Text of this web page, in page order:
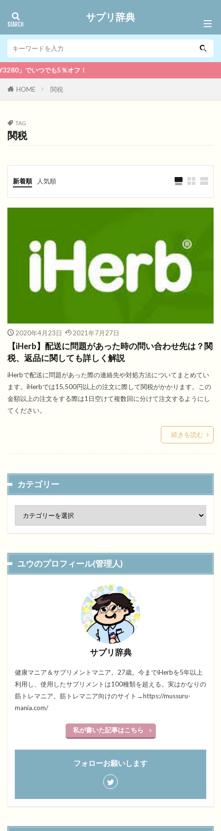
サプリ辞典
いつでも5％オフ！
HOME 関税
TAG
関税
新着順 人気順
2020年4月23日 2021年7月27日
【iHerb】配送に問題があった時の問い合わせ先は？関
税、返品に関しても詳しく解説
iHerbで配送に問題があった際の連絡先や対処方法についてまとめてい
ます。iHerbでは15,500円以上の注文に際して関税がかかります。この
金額以上の注文をする際は1日空けて複数回に分けて注文するようにし
てください。
続きを読む
カテゴリー
ユウのプロフィール(管理人)
サプリ辞典
健康マニア＆サプリメントマニア。27歳。今までiHerbを5年以上
利用し、使用したサプリメントは100種類を超える。実はかなりの
筋トレマニア。筋トレマニア向けのサイト→https://mussuru-
mania.com/
私が書いた記事はこちら
フォローお願いします